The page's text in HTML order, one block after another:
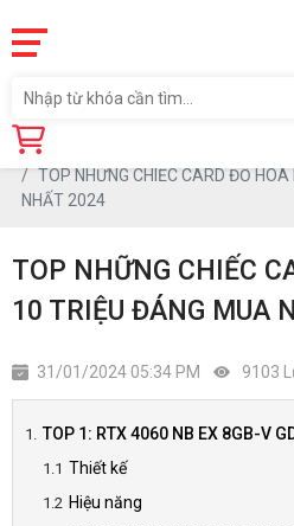
Trang chủ
TOP NHỮNG CHIẾC CARD ĐỒ
NHẤT 2024
TOP NHỮNG CHIẾC
10 TRIỆU ĐÁNG MUA
31/01/2024 05:34 PM 9103
TOP 1: RTX 4060 NB EX 8GB-V
Thiết kế
Hiệu năng